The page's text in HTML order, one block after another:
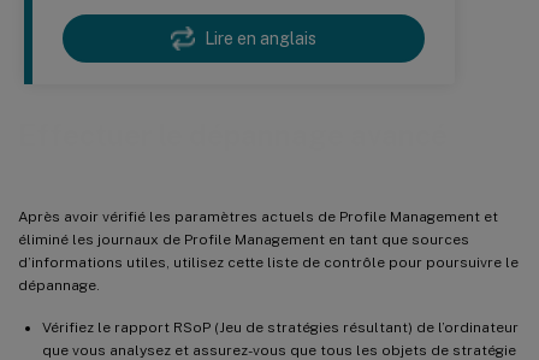
Lire en anglais
Après avoir vérifié les paramètres actuels de Profile Management et
éliminé les journaux de Profile Management en tant que sources
d’informations utiles, utilisez cette liste de contrôle pour poursuivre le
dépannage.
Vérifiez le rapport RSoP (Jeu de stratégies résultant) de l’ordinateur
que vous analysez et assurez-vous que tous les objets de stratégie